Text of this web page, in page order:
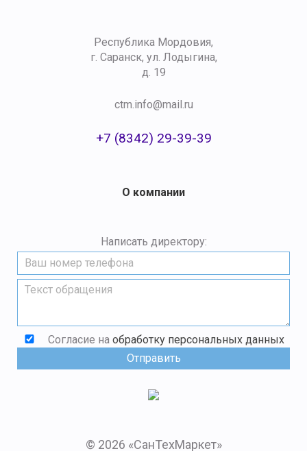
© 2026 «СанТехМаркет»
О компании
Написать директору:
Согласие на обработку персональных данных
Республика Мордовия,
г. Саранск, ул. Лодыгина,
д. 19
ctm.info@mail.ru
+7 (8342) 29-39-39